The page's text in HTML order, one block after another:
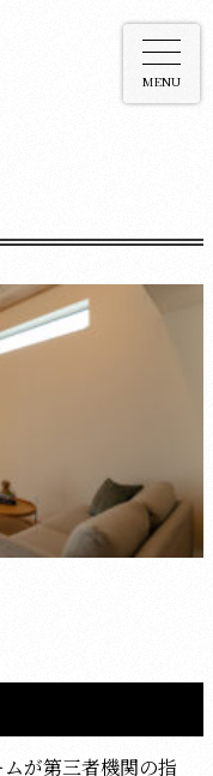
MENU
が第三者機関の指